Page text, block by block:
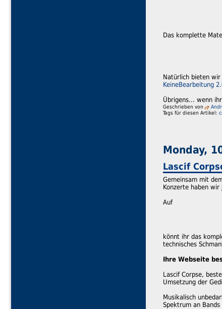
Das komplette
Natürlich bieten wir
KeineBearbeitung
Übrigens... wenn
Geschrieben von
Tags für diesen Artikel:
Monday,
Lascif
Gemeinsam mit
Konzerte haben
Auf
könnt ihr das
technisches
Ihre Webseite
Lascif Corpse,
Umsetzung der
Musikalisch
Spektrum an Bands